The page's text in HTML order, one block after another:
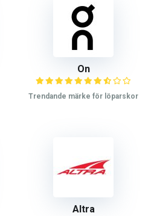
On
Trendande märke för löparskor
Altra